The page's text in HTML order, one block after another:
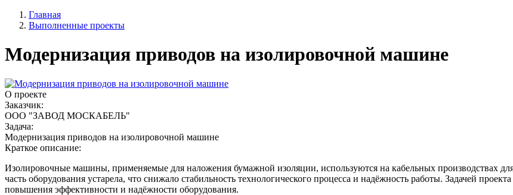
Главная
Выполненные проекты
Модернизация приводов на изолировочной машине
О проекте
Заказчик:
ООО "ЗАВОД МОСКАБЕЛЬ"
Задача:
Модернизация приводов на изолировочной машине
Краткое описание:
Изолировочные машины, применяемые для наложения бумажной изоляции, используются на кабельных производствах
часть оборудования устарела, что снижало стабильность технологического процесса и надёжность работы. Задачей
повышения эффективности и надёжности оборудования.